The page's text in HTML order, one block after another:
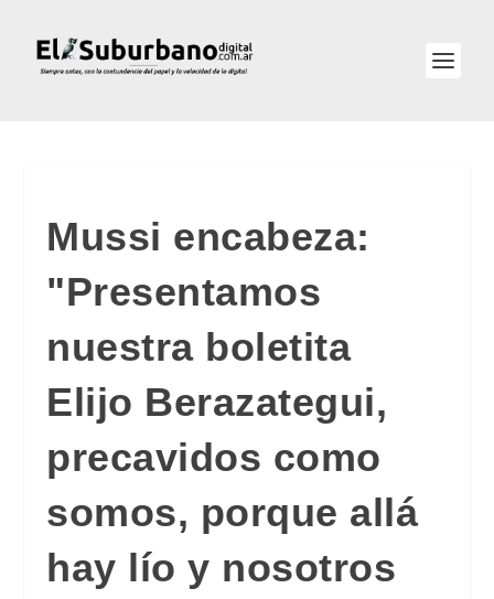
Mussi encabeza:
"Presentamos
nuestra boletita
Elijo Berazategui,
precavidos como
somos, porque allá
hay lío y nosotros